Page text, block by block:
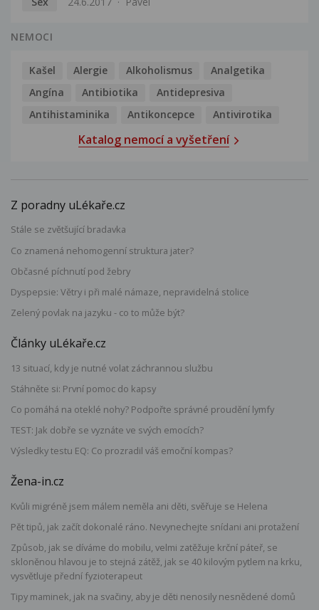
NEMOCI
Kašel Alergie Alkoholismus
Analgetika
Angína
Antibiotika
Antidepresiva
Antihistaminika
Antikoncepce Antivirotika
Katalog nemocí a vyšetření
Z poradny uLékaře.cz
Stále se zvětšující bradavka
Co znamená nehomogenní struktura jater?
Občasné píchnutí pod žebry
Dyspepsie: Větry i při malé námaze, nepravidelná stolice
Zelený povlak na jazyku - co to může být?
Články uLékaře.cz
13 situací, kdy je nutné volat záchrannou službu
Stáhněte si: První pomoc do kapsy
Co pomáhá na oteklé nohy? Podpořte správné proudění lymfy
TEST: Jak dobře se vyznáte ve svých emocích?
Výsledky testu EQ: Co prozradil váš emoční kompas?
Žena-in.cz
Kvůli migréně jsem málem neměla ani děti, svěřuje se Helena
Pět tipů, jak začít dokonalé ráno. Nevynechejte snídani ani protažení
Způsob, jak se díváme do mobilu, velmi zatěžuje krční páteř, se
skloněnou hlavou je to stejná zátěž, jak se 40 kilovým pytlem na krku,
vysvětluje přední fyzioterapeut
Tipy maminek, jak na svačiny, aby je děti nenosily nesnědené domů